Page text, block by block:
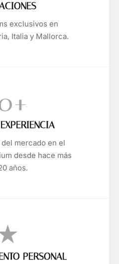
exclusivos en
Italia y Mallorca.
mercado en el
desde hace más
años.
PERSONAL